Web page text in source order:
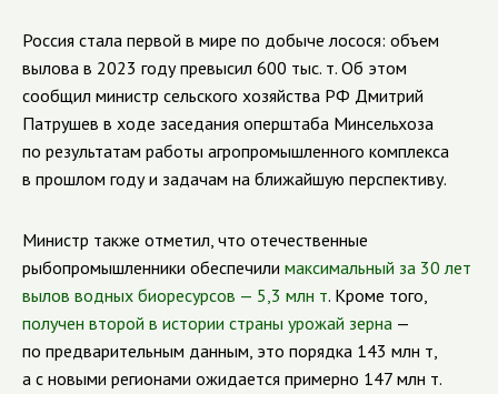
Россия стала первой в мире по добыче лосося: объем
вылова в 2023 году превысил 600 тыс. т. Об этом
сообщил министр сельского хозяйства РФ Дмитрий
Патрушев в ходе заседания оперштаба Минсельхоза
по результатам работы агропромышленного комплекса
в прошлом году и задачам на ближайшую перспективу.
Министр также отметил, что отечественные
рыбопромышленники обеспечили максимальный за 30 лет
вылов водных биоресурсов — 5,3 млн т. Кроме того,
получен второй в истории страны урожай зерна —
по предварительным данным, это порядка 143 млн т,
а с новыми регионами ожидается примерно 147 млн т.